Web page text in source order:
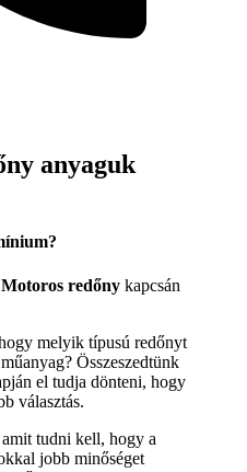
anyaguk
Motoros redőny kapcsán
melyik típusú redőnyt
Összeszedtünk
el tudja dönteni, hogy
választás.
tudni kell, hogy a
jobb minőséget